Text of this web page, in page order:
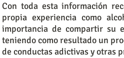
Con toda esta información
propia experiencia como
importancia de compartir su
teniendo como resultado un
de conductas adictivas y otras